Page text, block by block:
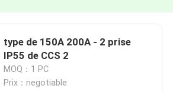
type de 150A 200A - 2 prise
IP55 de CCS 2
MOQ：1 PC
Prix：negotiable